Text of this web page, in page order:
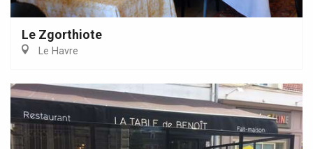
Le Zgorthiote
Le Havre